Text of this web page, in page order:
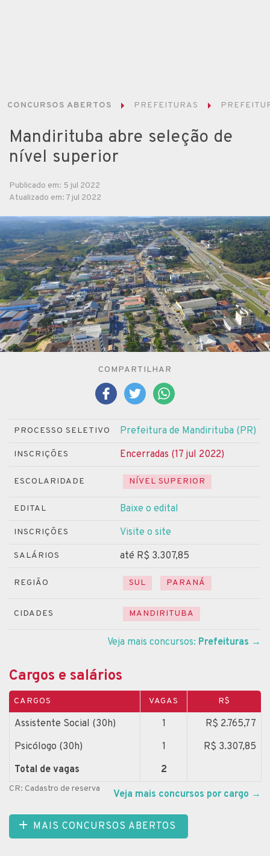
CONCURSOS ABERTOS PREFEITURAS
Mandirituba abre seleção de
nível superior
Publicado em: 5 jul 2022
Atualizado em: 7 jul 2022
COMPARTILHAR
PROCESSO SELETIVO Prefeitura de Mandirituba (PR)
INSCRIÇÕES Encerradas (17 jul 2022)
ESCOLARIDADE NÍVEL SUPERIOR
EDITAL Baixe o edital
INSCRIÇÕES Visite o site
SALÁRIOS até R$ 3.307,85
REGIÃO SUL PARANÁ
CIDADES MANDIRITUBA
Veja mais concursos: Prefeituras →
Cargos e salários
CARGOS VAGAS R$
Assistente Social (30h) 1
R$ 2.765,77
Psicólogo (30h)
1
R$ 3.307,85
Total de vagas
2
CR: Cadastro de reserva Veja mais concursos por cargo →
MAIS CONCURSOS ABERTOS